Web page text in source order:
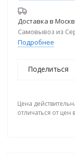
Доставка в
Самовывоз из
Подробнее
Поделиться
Цена
отличаться от